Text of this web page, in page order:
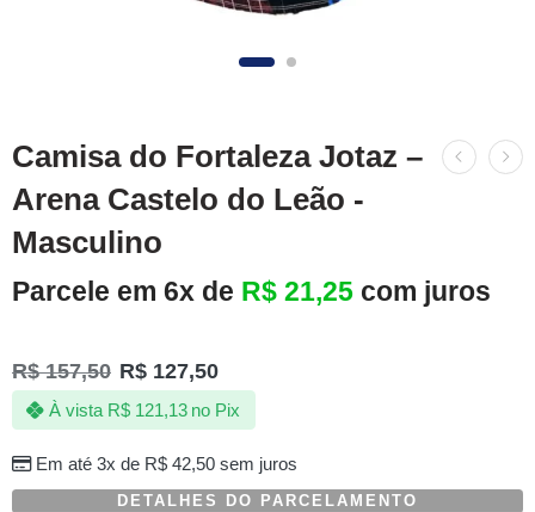
Camisa do Fortaleza Jotaz –
Arena Castelo do Leão -
Masculino
Parcele em 6x de R$ 21,25 com juros
R$157,50 R$ 127,50
Em até 3x de R$42,50sem juros
À vista R$121,13 no Pix
DETALHES DO PARCELAMENTO